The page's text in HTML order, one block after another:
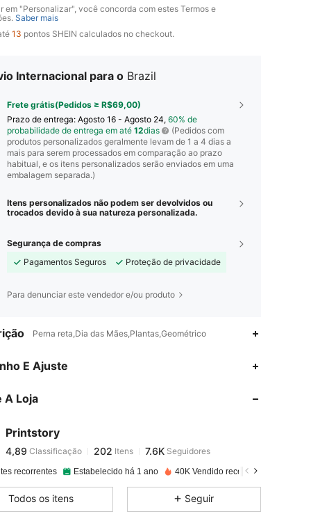
em "Personalizar", você concorda com estes Termos e
Saber mais
13 pontos SHEIN calculados no checkout.
Internacional para o Brazil
Frete grátis(Pedidos ≥ R$69,00)
Prazo de entrega: Agosto 16 - Agosto 24, 60% de
probabilidade de entrega em até 12dias
(Pedidos com
produtos personalizados geralmente levam de 1 a 4 dias a
mais para serem processados em comparação ao prazo
habitual, e os itens personalizados serão enviados em uma
embalagem separada.)
Itens personalizados não podem ser devolvidos ou
trocados devido à sua natureza personalizada.
Segurança de compras
Pagamentos Seguros
Proteção de privacidade
Para denunciar este vendedor e/ou produto
Perna reta,Dia das Mães,Plantas,Geométrico
E Ajuste
A Loja
Printstory
4,89
Classificação
n***9pago 1 dia atrás
recorrentes Estabelecido há 1 ano 40K Vendido recentemente
Todos os itens Seguir